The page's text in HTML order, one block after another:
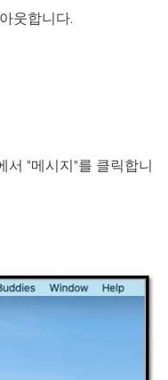
웃합니다.
서 "메시지"를 클릭합니